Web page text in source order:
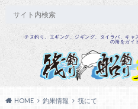
チヌ釣り、エギング、ジギング、タイラバ、キ
の海をガイ
HOME 釣果情報 筏にて